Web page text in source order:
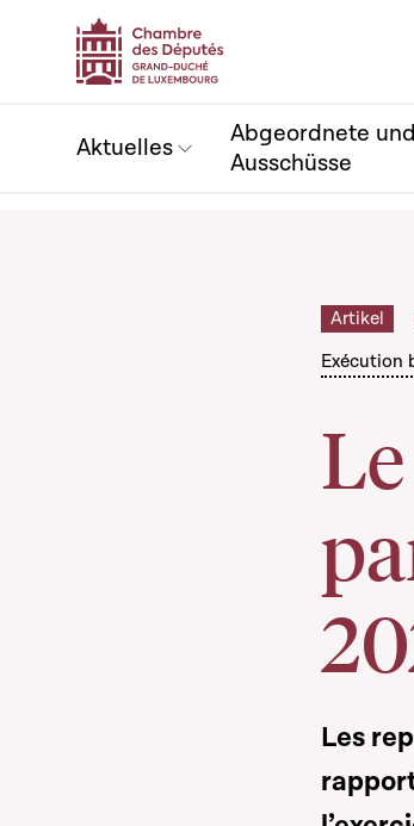
Aktuelles
Abgeordnete und
Ausschüsse
Exécution
Artikel
Les